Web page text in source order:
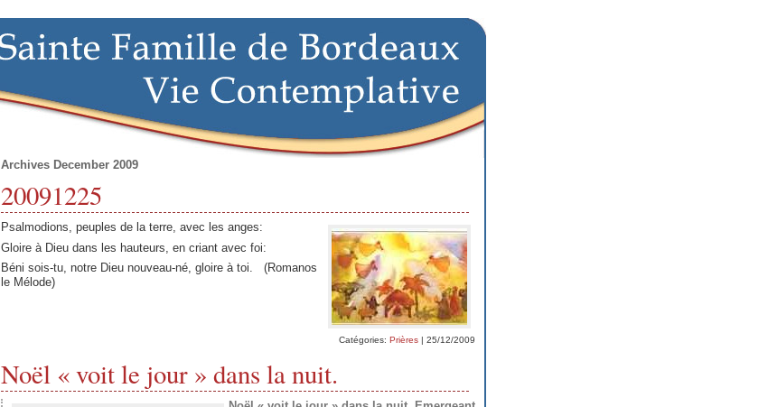
Archives December 2009
20091225
Psalmodions, peuples de la terre, avec les anges:
Gloire à Dieu dans les hauteurs, en criant avec foi:
Béni sois-tu, notre Dieu nouveau-né, gloire à toi. (Romanos
le Mélode)
Catégories: Prières| 25/12/2009
Noël « voit le jour » dans la nuit.